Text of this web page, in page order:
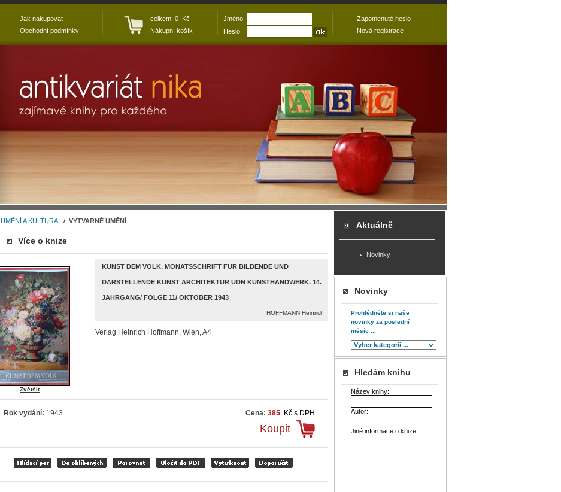
UMĚNÍ A KULTURA/ VÝTVARNÉ UMĚNÍ
Více o knize
Zvětšit
KUNST DEM VOLK. MONATSSCHRIFT FÜR BILDENDE UND
DARSTELLENDE KUNST ARCHITEKTUR UDN KUNSTHANDWERK. 14.
JAHRGANG/ FOLGE 11/ OKTOBER 1943
HOFFMANN Heinrich
Verlag Heinrich Hoffmann, Wien, A4
Rok vydání: 1943 Cena: 385 Kč s DPH
Koupit
Aktuálně
Novinky
Novinky
Prohlédněte si naše
novinky za poslední
měsíc ...
Hledám knihu
Název knihy:
Autor:
Jiné informace o knize:
Jak nakupovat
Obchodní podmínky
celkem: 0 Kč
Nákupní košík
Jméno
Heslo
Zapomenuté heslo
Nová registrace